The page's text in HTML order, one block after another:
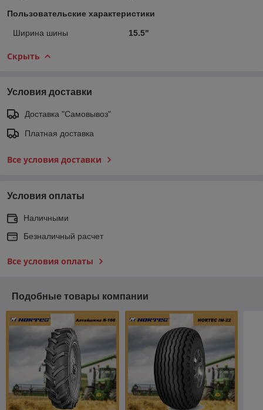
Пользовательские характеристики
Ширина шины 15.5"
Скрыть
Условия доставки
Доставка "Самовывоз"
Платная доставка
Все условия доставки
Условия оплаты
Наличными
Безналичный расчет
Все условия оплаты
Подобные товары компании